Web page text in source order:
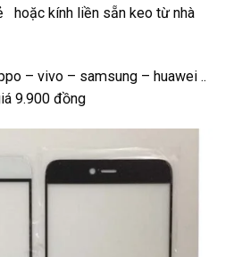
hoặc kính liền sẵn keo từ nhà
– vivo – samsung – huawei ..
9.900 đồng